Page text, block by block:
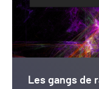
Les gangs de